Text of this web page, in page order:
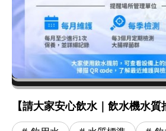
【請大家安心飲水｜飲水機水質